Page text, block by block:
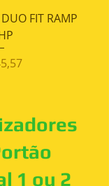
FIT RAMP
1 ou 2